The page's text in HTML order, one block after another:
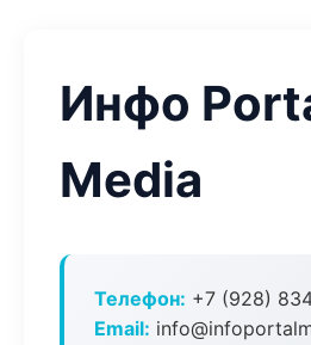
Инфо
Media
Телефон: +7 (928)
Email: